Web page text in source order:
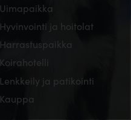
Uimapaikka
Hyvinvointi ja hoitolat
Harrastuspaikka
Koirahotelli
Lenkkeily ja patikointi
Kauppa